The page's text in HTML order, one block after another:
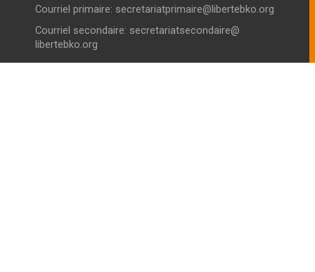
Courriel primaire: secretariatprimaire@libertebko.org
Courriel secondaire: secretariatsecondaire@
libertebko.org